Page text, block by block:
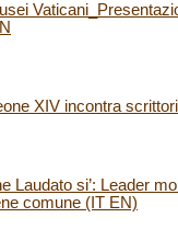
XIV incontra
Laudato si’: Leader
comune (IT EN)